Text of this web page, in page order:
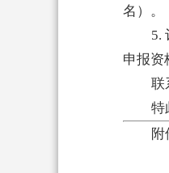
名）。
5.
申报资
联
特
附